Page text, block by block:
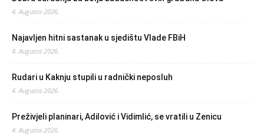
4. Augusta 2026.
Najavljen hitni sastanak u sjedištu Vlade FBiH
4. Augusta 2026.
Rudari u Kaknju stupili u radnički neposluh
4. Augusta 2026.
Preživjeli planinari, Adilović i Vidimlić, se vratili u Zenicu
4. Augusta 2026.